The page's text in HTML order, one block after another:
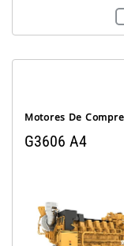
Motores De
G3606 A4